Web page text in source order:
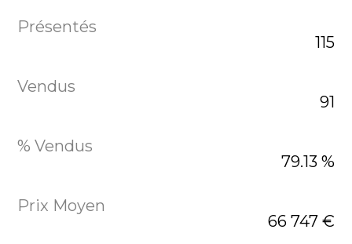
115
91
79.13 %
66 747 €